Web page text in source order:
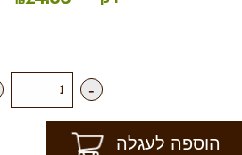
-
הוספה לעגלה